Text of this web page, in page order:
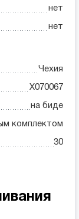
нет
нет
Чехия
X070067
на биде
комплектом
30